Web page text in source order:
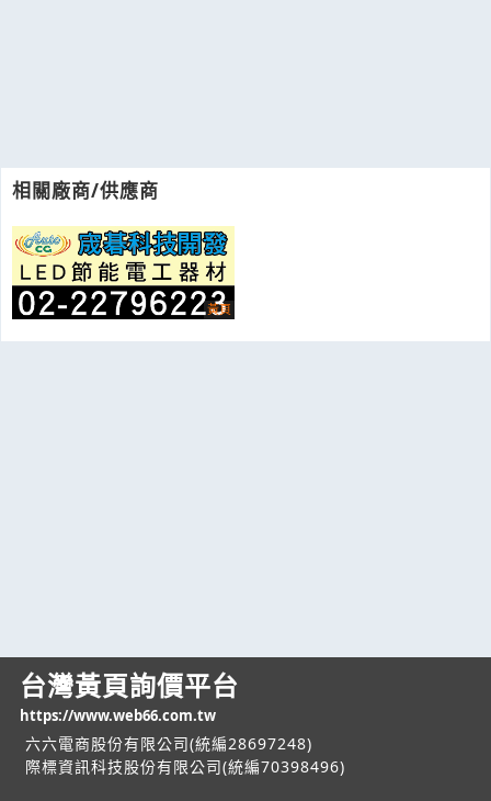
相關廠商/供應商
台灣黃頁詢價平台
https://www.web66.com.tw
六六電商股份有限公司(統編28697248)
際標資訊科技股份有限公司(統編70398496)